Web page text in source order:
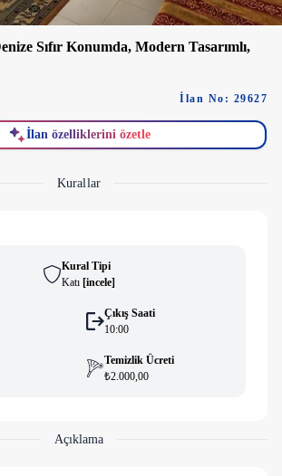
Sıfır Konumda, Modern Tasarımlı,
İlan No: 29627
İlan özelliklerini özetle
Kurallar
Kural Tipi
Katı [i̇ncele]
Çıkış Saati
10:00
Temizlik Ücreti
₺2.000,00
Açıklama